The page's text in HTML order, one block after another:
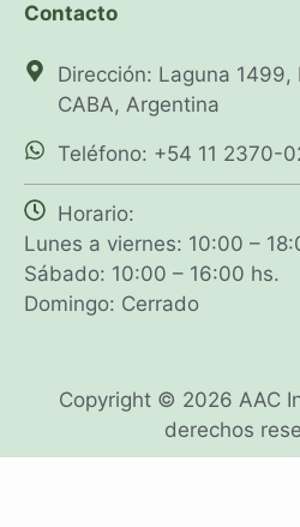
Contacto
Dirección: Laguna 1499,
CABA, Argentina
Teléfono: +54 11 2370-
Horario:
Lunes a viernes: 10:00 –
Sábado: 10:00 – 16:00 hs.
Domingo: Cerrado
Copyright © 2026 AAC
derechos